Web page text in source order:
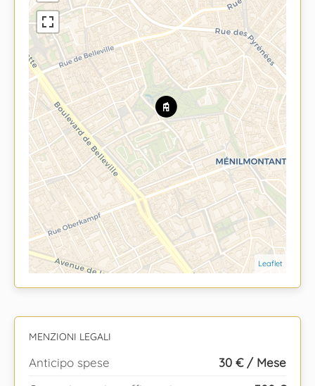
Leaflet
MENZIONI LEGALI
Anticipo spese
30 € / Mese